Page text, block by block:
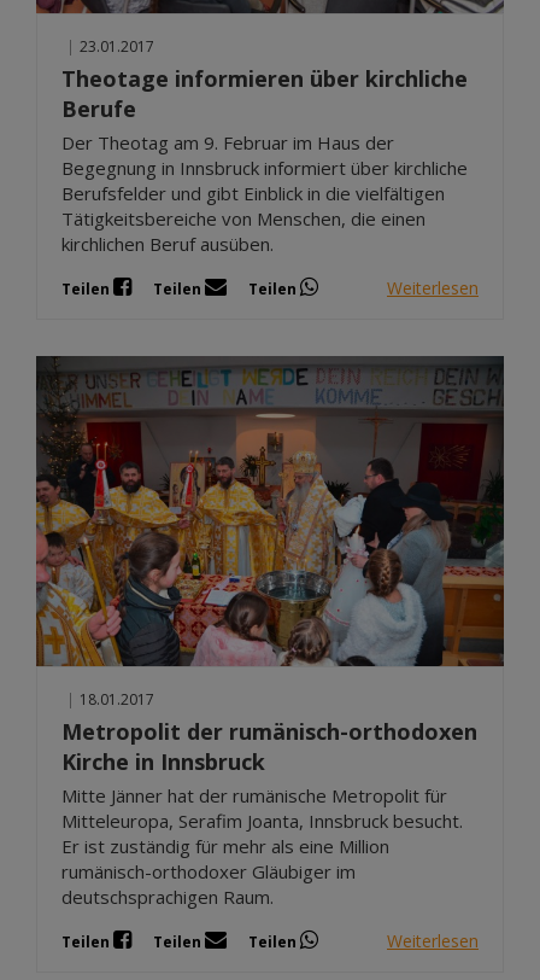
| 23.01.2017
Theotage informieren über kirchliche
Berufe
Der Theotag am 9. Februar im Haus der
Begegnung in Innsbruck informiert über kirchliche
Berufsfelder und gibt Einblick in die vielfältigen
Tätigkeitsbereiche von Menschen, die einen
kirchlichen Beruf ausüben.
Teilen Teilen Teilen Weiterlesen
| 18.01.2017
Metropolit der rumänisch-orthodoxen
Kirche in Innsbruck
Mitte Jänner hat der rumänische Metropolit für
Mitteleuropa, Serafim Joanta, Innsbruck besucht.
Er ist zuständig für mehr als eine Million
rumänisch-orthodoxer Gläubiger im
deutschsprachigen Raum.
Teilen Teilen Teilen Weiterlesen